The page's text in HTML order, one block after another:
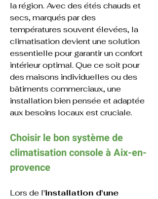
la région. Avec des étés chauds et
secs, marqués par des
températures souvent élevées, la
climatisation devient une solution
essentielle pour garantir un confort
intérieur optimal. Que ce soit pour
des maisons individuelles ou des
bâtiments commerciaux, une
installation bien pensée et adaptée
aux besoins locaux est cruciale.
Choisir le bon système de
climatisation console à Aix-en-
provence
Lors de l'installation d'une